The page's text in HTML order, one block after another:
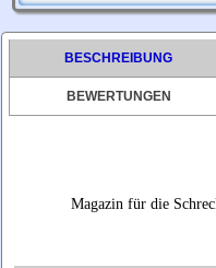
BESCHREIBUNG
BEWERTUNGEN
Magazin für die